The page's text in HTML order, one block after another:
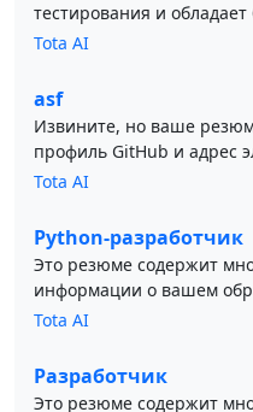
тестирования и
Tota AI
asf
Извините, но ваше
профиль GitHub и адрес
Tota AI
Python-разработчик
Это резюме содержит
информации о вашем
Tota AI
Разработчик
Это резюме содержит